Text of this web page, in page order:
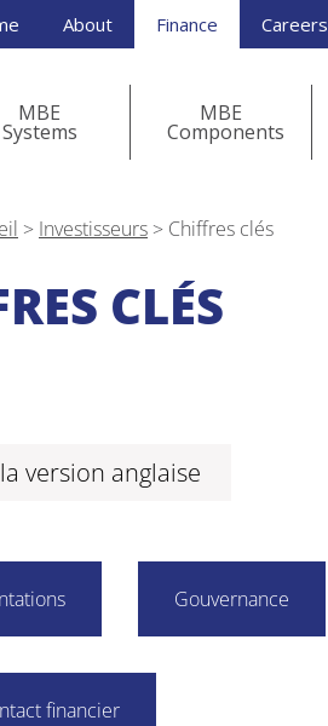
About Finance Careers
MBE
Systems
MBE
Components
> Investisseurs > Chiffres clés
CLÉS
version anglaise
Gouvernance
financier